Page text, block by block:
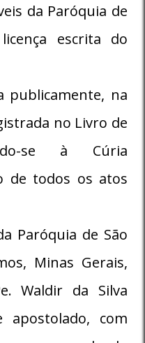
da Paróquia de
escrita do
publicamente, na
no Livro de
se à Cúria
de todos os atos
Paróquia de São
Minas Gerais,
Waldir da Silva
apostolado, com